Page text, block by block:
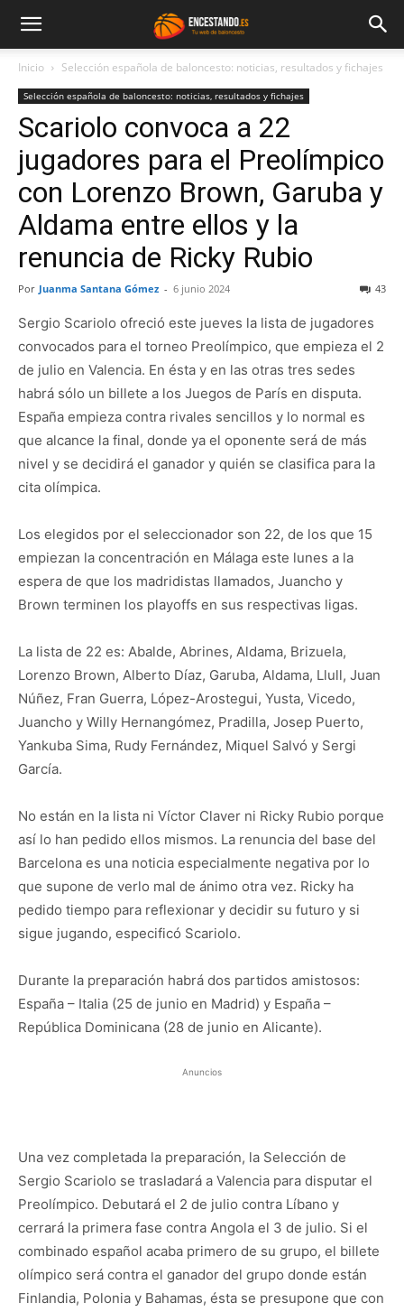
Inicio Selección española de baloncesto: noticias, resultados y fichajes
Selección española de baloncesto: noticias, resultados y fichajes
Scariolo convoca a 22
jugadores para el Preolímpico
con Lorenzo Brown, Garuba y
Aldama entre ellos y la
renuncia de Ricky Rubio
Por Juanma Santana Gómez - 6 junio 2024 43
Sergio Scariolo ofreció este jueves la lista de jugadores
convocados para el torneo Preolímpico, que empieza el 2
de julio en Valencia. En ésta y en las otras tres sedes
habrá sólo un billete a los Juegos de París en disputa.
España empieza contra rivales sencillos y lo normal es
que alcance la final, donde ya el oponente será de más
nivel y se decidirá el ganador y quién se clasifica para la
cita olímpica.
Los elegidos por el seleccionador son 22, de los que 15
empiezan la concentración en Málaga este lunes a la
espera de que los madridistas llamados, Juancho y
Brown terminen los playoffs en sus respectivas ligas.
La lista de 22 es: Abalde, Abrines, Aldama, Brizuela,
Lorenzo Brown, Alberto Díaz, Garuba, Aldama, Llull, Juan
Núñez, Fran Guerra, López-Arostegui, Yusta, Vicedo,
Juancho y Willy Hernangómez, Pradilla, Josep Puerto,
Yankuba Sima, Rudy Fernández, Miquel Salvó y Sergi
García.
No están en la lista ni Víctor Claver ni Ricky Rubio porque
así lo han pedido ellos mismos. La renuncia del base del
Barcelona es una noticia especialmente negativa por lo
que supone de verlo mal de ánimo otra vez. Ricky ha
pedido tiempo para reflexionar y decidir su futuro y si
sigue jugando, especificó Scariolo.
Durante la preparación habrá dos partidos amistosos:
España – Italia (25 de junio en Madrid) y España –
República Dominicana (28 de junio en Alicante).
Anuncios
Una vez completada la preparación, la Selección de
Sergio Scariolo se trasladará a Valencia para disputar el
Preolímpico. Debutará el 2 de julio contra Líbano y
cerrará la primera fase contra Angola el 3 de julio. Si el
combinado español acaba primero de su grupo, el billete
olímpico será contra el ganador del grupo donde están
Finlandia, Polonia y Bahamas, ésta se presupone que con